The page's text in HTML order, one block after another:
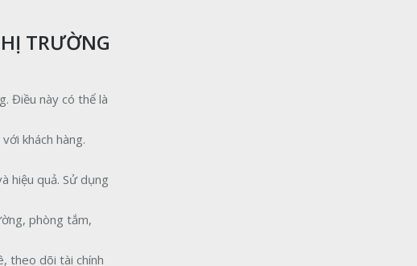
TRƯỜNG
Điều này có thể là
khách hàng.
hiệu quả. Sử dụng
phòng tắm,
theo dõi tài chính